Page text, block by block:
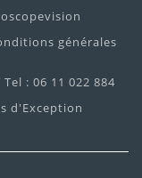
générales
: 06 11 022 884
d'Exception